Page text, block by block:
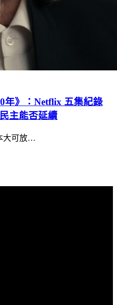
年》：Netflix 五集紀錄
主能否延續
大可放…